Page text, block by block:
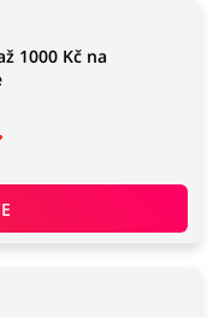
1000 Kč na